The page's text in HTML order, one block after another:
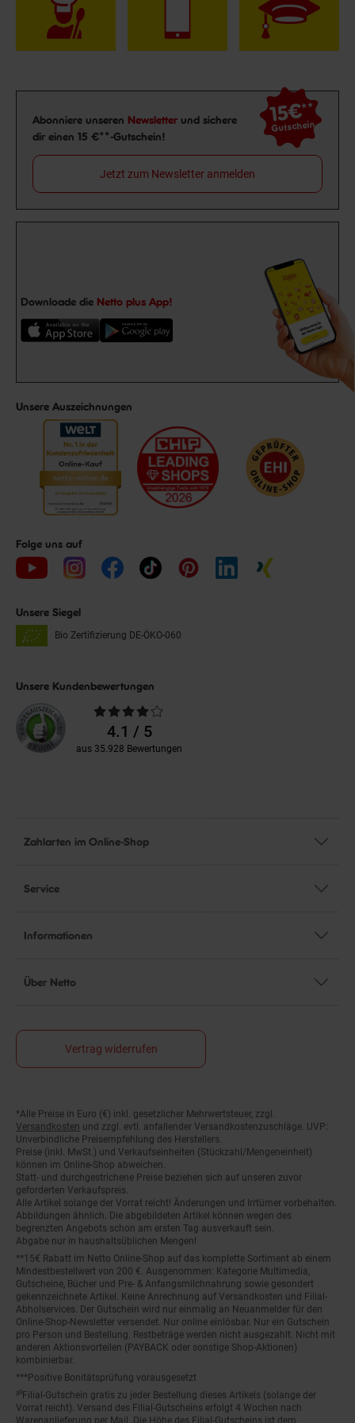
Newsletter Anmeldung
Abonniere unseren Newsletter und sichere
dir einen 15 €**-Gutschein!
15€**
Gutschein
Jetzt zum Newsletter anmelden
Downloade die Netto plus App!
Unsere Auszeichnungen
Folge uns auf
Unsere Siegel
Bio Zertifizierung DE-ÖKO-060
Unsere Kundenbewertungen
Durchschnittliche
Bewertungen4.1 / 5
aus 35.928 Bewertungen
Zahlarten im Online-Shop
Service
Informationen
Über Netto
Vertrag widerrufen
Fußnoten
*Alle Preise in Euro (€) inkl. gesetzlicher Mehrwertsteuer, zzgl.
Versandkosten und zzgl. evtl. anfallender Versandkostenzuschläge. UVP:
Unverbindliche Preisempfehlung des Herstellers.
Preise (inkl. MwSt.) und Verkaufseinheiten (Stückzahl/Mengeneinheit)
können im Online-Shop abweichen.
Statt- und durchgestrichene Preise beziehen sich auf unseren zuvor
geforderten Verkaufspreis.
Alle Artikel solange der Vorrat reicht! Änderungen und Irrtümer vorbehalten.
Abbildungen ähnlich. Die abgebildeten Artikel können wegen des
begrenzten Angebots schon am ersten Tag ausverkauft sein.
Abgabe nur in haushaltsüblichen Mengen!
**15€ Rabatt im Netto Online-Shop auf das komplette Sortiment ab einem
Mindestbestellwert von 200 €. Ausgenommen: Kategorie Multimedia,
Gutscheine, Bücher und Pre- & Anfangsmilchnahrung sowie gesondert
gekennzeichnete Artikel. Keine Anrechnung auf Versandkosten und Filial-
Abholservices. Der Gutschein wird nur einmalig an Neuanmelder für den
Online-Shop-Newsletter versendet. Nur online einlösbar. Nur ein Gutschein
pro Person und Bestellung. Restbeträge werden nicht ausgezahlt. Nicht mit
anderen Aktionsvorteilen (PAYBACK oder sonstige Shop-Aktionen)
kombinierbar.
***Positive Bonitätsprüfung vorausgesetzt
²⁰Filial-Gutschein gratis zu jeder Bestellung dieses Artikels (solange der
Vorrat reicht). Versand des Filial-Gutscheins erfolgt 4 Wochen nach
Warenanlieferung per Mail. Die Höhe des Filial-Gutscheins ist dem